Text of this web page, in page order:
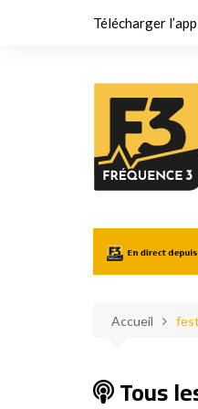
Télécharger
Accueil
Tous